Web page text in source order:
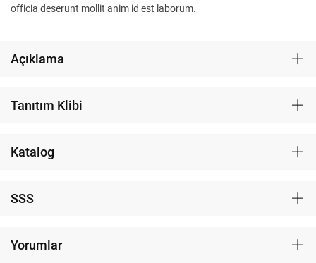
officia deserunt mollit anim id est laborum.
Açıklama
Tanıtım Klibi
Katalog
SSS
Yorumlar